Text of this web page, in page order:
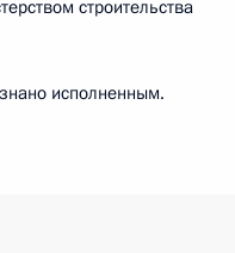
строительства
исполненным.